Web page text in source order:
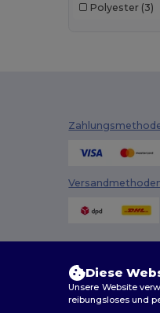
Polyester (3)
Diese
Unsere Website
reibungsloses und